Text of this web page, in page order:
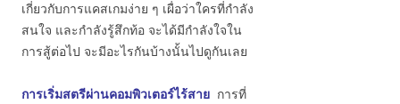
เกี่ยวกับการแคสเกมง่าย ๆ เผื่อว่าใครที่กำลัง
สนใจ และกำลังรู้สึกท้อ จะได้มีกำลังใจใน
การสู้ต่อไป จะมีอะไรกันบ้างนั้นไปดูกันเลย
การเริ่มสตรีผ่านคอมพิวเตอร์ไร้สาย การที่